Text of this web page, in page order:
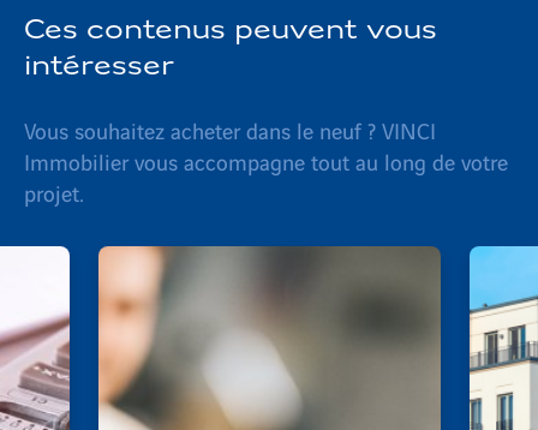
Ces contenus peuvent vous
intéresser
Vous souhaitez acheter dans le neuf ? VINCI
Immobilier vous accompagne tout au long de votre
projet.